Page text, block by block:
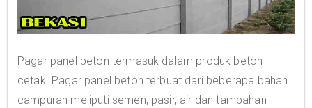
Pagar panel beton termasuk dalam produk beton
cetak. Pagar panel beton terbuat dari beberapa bahan
campuran meliputi semen, pasir, air dan tambahan